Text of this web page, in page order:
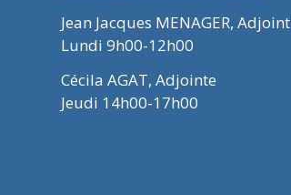
Jean Jacques MENAGER, Adjoint
Lundi 9h00-12h00
Cécila AGAT, Adjointe
Jeudi 14h00-17h00